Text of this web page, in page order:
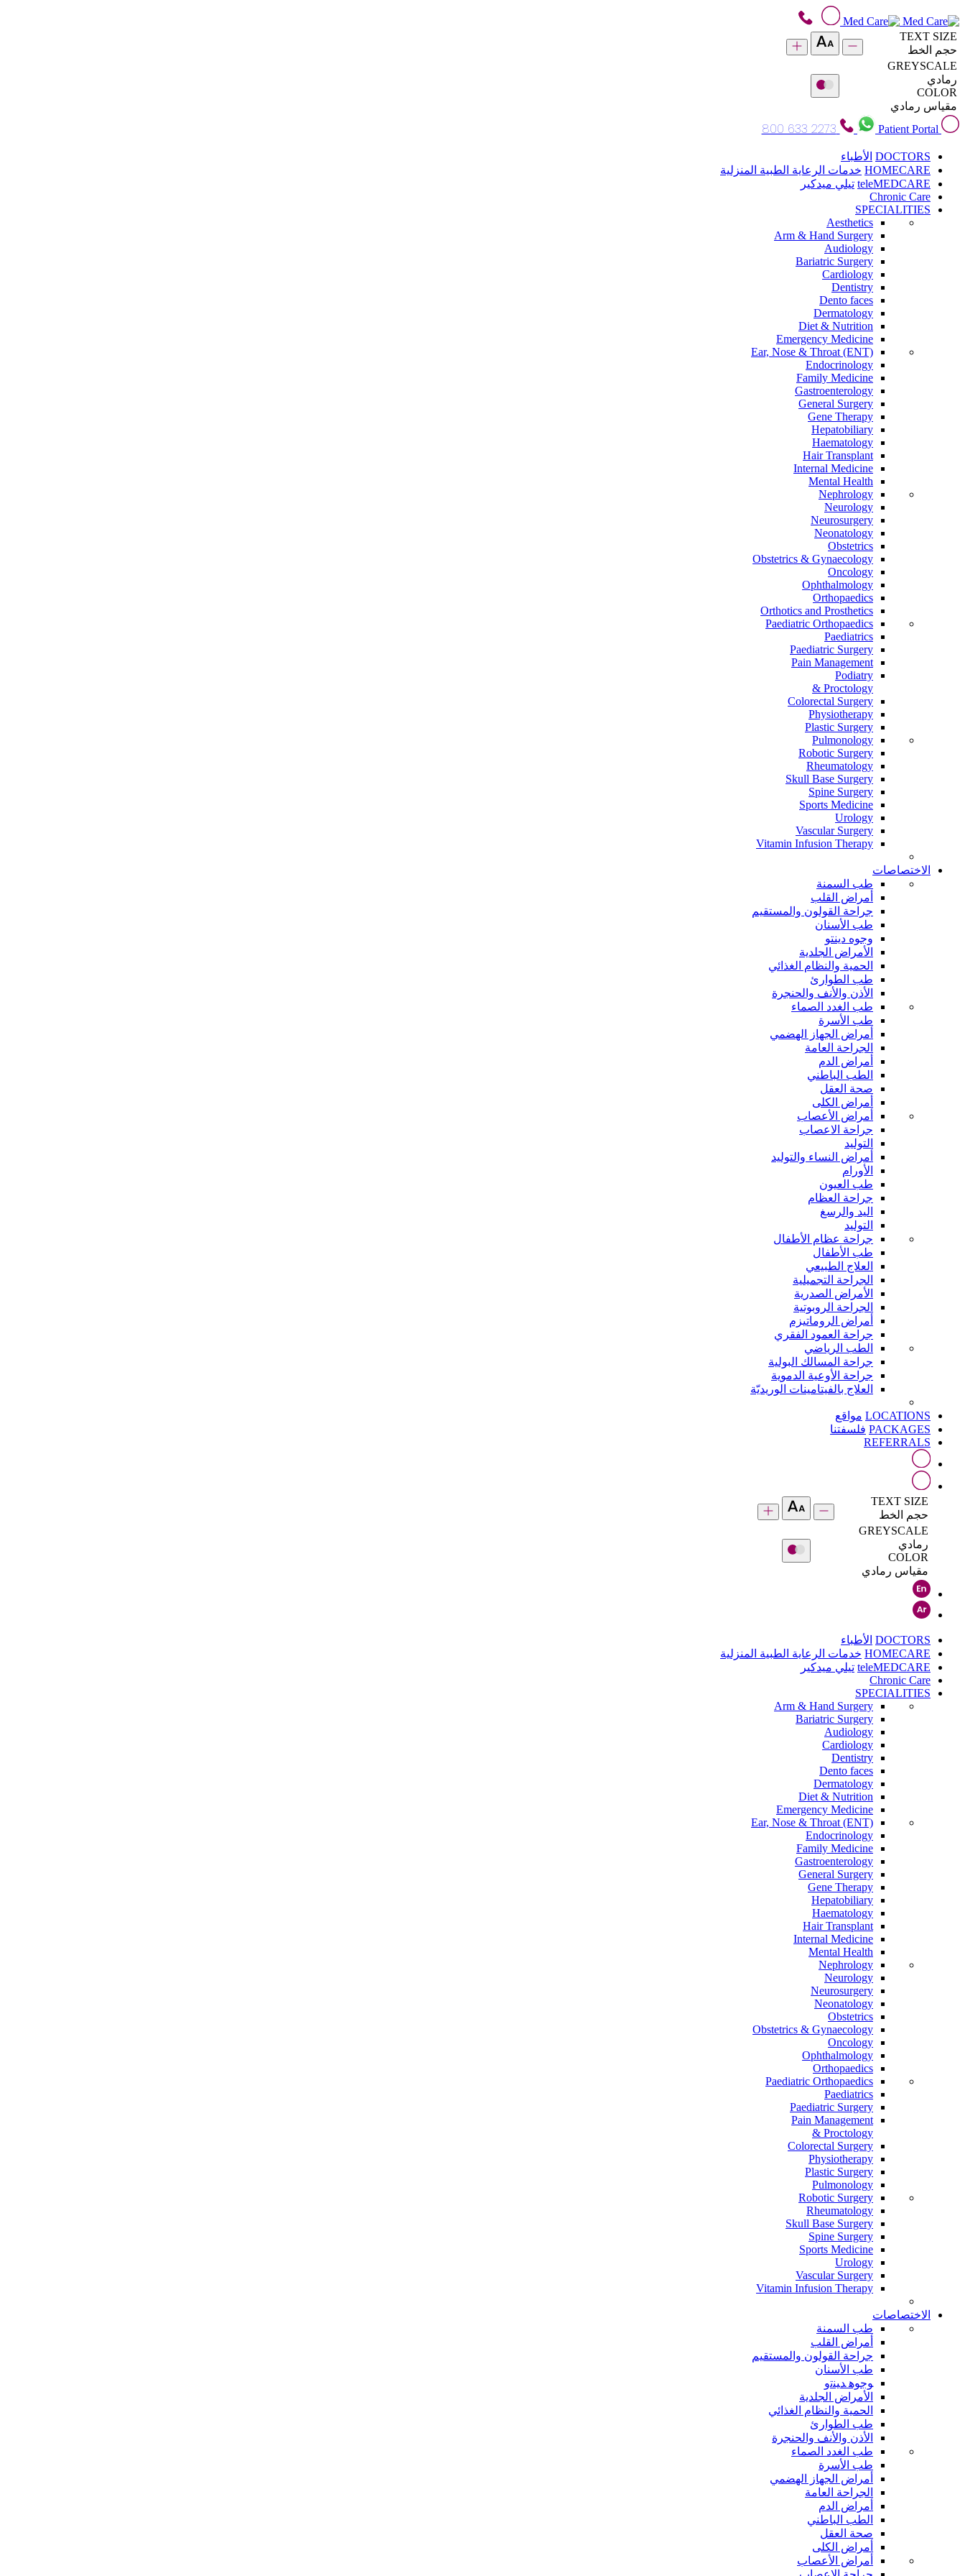
TEXT SIZE
حجم الخط
GREYSCALE
رمادي
COLOR
مقياس رمادي
Patient Portal
800 633 2273
DOCTORS الأطباء
HOMECARE خدمات الرعاية الطبية المنزلية
teleMEDCARE تيلي ميدكير
Chronic Care
SPECIALITIES
Aesthetics
Arm & Hand Surgery
Audiology
Bariatric Surgery
Cardiology
Dentistry
Dento faces
Dermatology
Diet & Nutrition
Emergency Medicine
Ear, Nose & Throat (ENT)
Endocrinology
Family Medicine
Gastroenterology
General Surgery
Gene Therapy
Hepatobiliary
Haematology
Hair Transplant
Internal Medicine
Mental Health
Nephrology
Neurology
Neurosurgery
Neonatology
Obstetrics
Obstetrics & Gynaecology
Oncology
Ophthalmology
Orthopaedics
Orthotics and Prosthetics
Paediatric Orthopaedics
Paediatrics
Paediatric Surgery
Pain Management
Podiatry
Proctology &
Colorectal Surgery
Physiotherapy
Plastic Surgery
Pulmonology
Robotic Surgery
Rheumatology
Skull Base Surgery
Spine Surgery
Sports Medicine
Urology
Vascular Surgery
Vitamin Infusion Therapy
الاختصاصات
طب السمنة
أمراض القلب
جراحة القولون والمستقيم
طب الأسنان
وجوه دينتو
الأمراض الجلدية
الحمية والنظام الغذائي
طب الطوارئ
الأذن والأنف والحنجرة
طب الغدد الصماء
طب الأسرة
أمراض الجهاز الهضمي
الجراحة العامة
أمراض الدم
الطب الباطني
صحة العقل
أمراض الكلى
أمراض الأعصاب
جراحة الاعصاب
التوليد
أمراض النساء والتوليد
الأورام
طب العيون
جراحة العظام
اليد والرسغ
التوليد
جراحة عظام الأطفال
طب الأطفال
العلاج الطبيعي
الجراحة التجميلية
الأمراض الصدرية
الجراحة الروبوتية
أمراض الروماتيزم
جراحة العمود الفقري
الطب الرياضي
جراحة المسالك البولية
جراحة الأوعية الدموية
العلاج بالفيتامينات الوريديّة
LOCATIONS مواقع
PACKAGES فلسفتنا
REFERRALS
TEXT SIZE
حجم الخط
GREYSCALE
رمادي
COLOR
مقياس رمادي
DOCTORS الأطباء
HOMECARE خدمات الرعاية الطبية المنزلية
teleMEDCARE تيلي ميدكير
Chronic Care
SPECIALITIES
Arm & Hand Surgery
Bariatric Surgery
Audiology
Cardiology
Dentistry
Dento faces
Dermatology
Diet & Nutrition
Emergency Medicine
Ear, Nose & Throat (ENT)
Endocrinology
Family Medicine
Gastroenterology
General Surgery
Gene Therapy
Hepatobiliary
Haematology
Hair Transplant
Internal Medicine
Mental Health
Nephrology
Neurology
Neurosurgery
Neonatology
Obstetrics
Obstetrics & Gynaecology
Oncology
Ophthalmology
Orthopaedics
Paediatric Orthopaedics
Paediatrics
Paediatric Surgery
Pain Management
Proctology &
Colorectal Surgery
Physiotherapy
Plastic Surgery
Pulmonology
Robotic Surgery
Rheumatology
Skull Base Surgery
Spine Surgery
Sports Medicine
Urology
Vascular Surgery
Vitamin Infusion Therapy
الاختصاصات
طب السمنة
أمراض القلب
جراحة القولون والمستقيم
طب الأسنان
ﻮﺟﻮﻫ ﺪﻴﻨﺗﻭ
الأمراض الجلدية
الحمية والنظام الغذائي
طب الطوارئ
الأذن والأنف والحنجرة
طب الغدد الصماء
طب الأسرة
أمراض الجهاز الهضمي
الجراحة العامة
أمراض الدم
الطب الباطني
صحة العقل
أمراض الكلى
أمراض الأعصاب